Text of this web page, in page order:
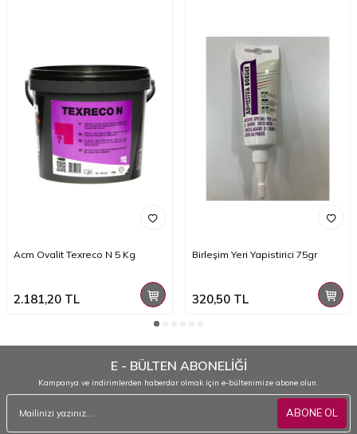
Acm Ovalit Texreco N 5 Kg
2.181,20 TL
Birleşim Yeri Yapistirici 75gr
320,50TL
E - BÜLTEN ABONELİĞİ
Kampanya ve indirimlerden haberdar olmak için e-bültenimize abone olun.
ABONE OL